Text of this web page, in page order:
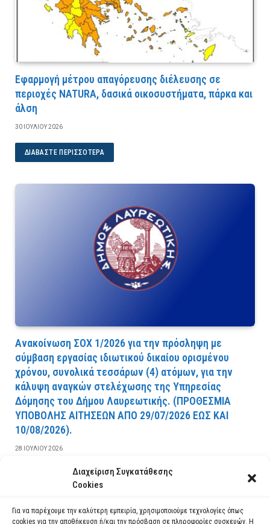
Διαχείριση Συγκατάθεσης
Cookies
Για να παρέχουμε την καλύτερη εμπειρία, χρησιμοποιούμε τεχνολογίες όπως
cookies για την αποθήκευση ή/και την πρόσβαση σε πληροφορίες συσκευών. Η
Εφαρμογή μέτρου απαγόρευσης διέλευσης σε
περιοχές NATURA, δασικά οικοσυστήματα, πάρκα και
άλση
30 ΙΟΥΛΊΟΥ 2026
ΔΙΑΒΆΣΤΕ ΠΕΡΙΣΣΌΤΕΡΑ
Ανακοίνωση ΣΟΧ 1/2026 για την πρόσληψη με
σύμβαση εργασίας ιδιωτικού δικαίου ορισμένου
χρόνου, συνολικά τεσσάρων (4) ατόμων, για την
κάλυψη αναγκών στελέχωσης της Υπηρεσίας
Δόμησης του Δήμου Λαυρεωτικής. (ΠPOΘEΣMIA
YΠOBOΛHΣ AITHΣEΩN AΠO 29/07/2026 EΩΣ KAI
10/08/2026).
28 ΙΟΥΛΊΟΥ 2026
ΔΙΑΒΆΣΤΕ ΠΕΡΙΣΣΌΤΕΡΑ